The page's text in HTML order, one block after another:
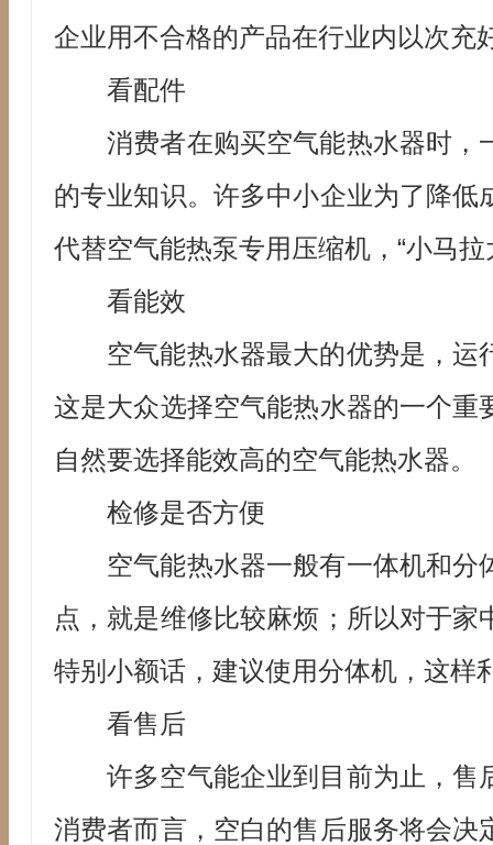
企业用不合格的产品在行业内以次充
看配件
消费者在购买空气能热水器时，
的专业知识。许多中小企业为了降低
代替空气能热泵专用压缩机，“小马
看能效
空气能热水器最大的优势是，运
这是大众选择空气能热水器的一个重
自然要选择能效高的空气能热水器。
检修是否方便
空气能热水器一般有一体机和分
点，就是维修比较麻烦；所以对于家
特别小额话，建议使用分体机，这样
看售后
许多空气能企业到目前为止，售
消费者而言，空白的售后服务将会决